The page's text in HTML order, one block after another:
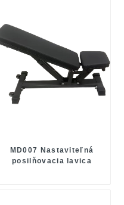
MD007 Nastaviteľná
posilňovacia lavica